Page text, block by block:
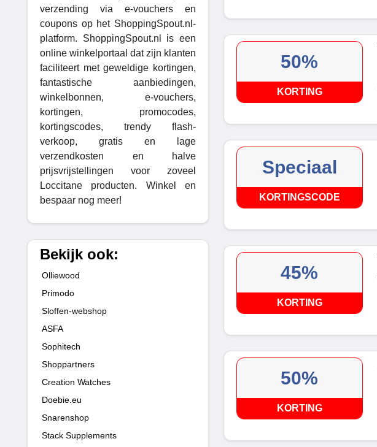
verzending via e-vouchers en
coupons op het ShoppingSpout.nl-
platform. ShoppingSpout.nl is een
online winkelportaal dat zijn klanten
faciliteert met geweldige kortingen,
fantastische aanbiedingen,
winkelbonnen, e-vouchers,
kortingen, promocodes,
kortingscodes, trendy flash-
verkoop, gratis en lage
verzendkosten en halve
prijsvrijstellingen voor zoveel
Loccitane producten. Winkel en
bespaar nog meer!
Bekijk ook:
Olliewood
Primodo
Sloffen-webshop
ASFA
Sophitech
Shoppartners
Creation Watches
Doebie.eu
Snarenshop
Stack Supplements
50%
KORTING
Speciaal
KORTINGSCODE
45%
KORTING
50%
KORTING